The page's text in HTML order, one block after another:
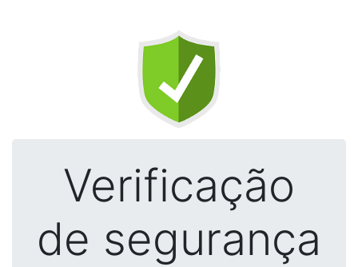
Verificação
de segurança